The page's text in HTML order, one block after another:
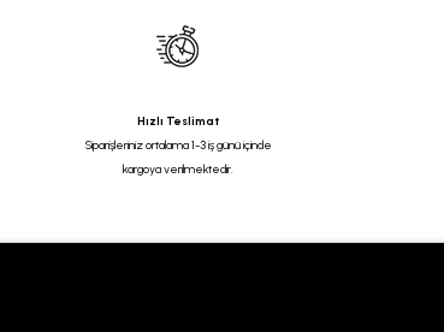
Hızlı Teslimat
Siparişleriniz ortalama 1-3 iş günü içinde
kargoya verilmektedir.